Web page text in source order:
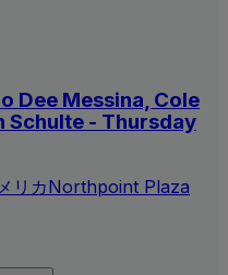
Dee Messina, Cole
Schulte - Thursday
リカNorthpoint Plaza